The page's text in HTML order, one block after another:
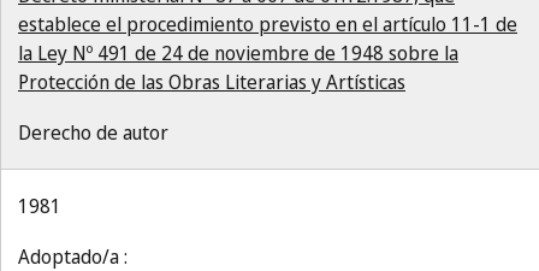
establece el procedimiento previsto en el artículo 11-1 de
la Ley Nº 491 de 24 de noviembre de 1948 sobre la
Protección de las Obras Literarias y Artísticas
Derecho de autor
1981
Adoptado/a :